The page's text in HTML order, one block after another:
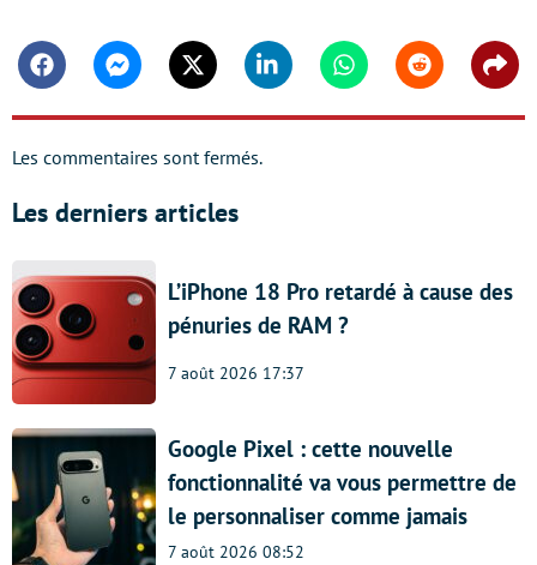
FacebookMessengerTwitter Linkedin WhatsappReddit
Les commentaires sont fermés.
Les derniers articles
L’iPhone 18 Pro retardé à cause des
pénuries de RAM ?
7 août 2026 17:37
Google Pixel : cette nouvelle
fonctionnalité va vous permettre de
le personnaliser comme jamais
7 août 2026 08:52